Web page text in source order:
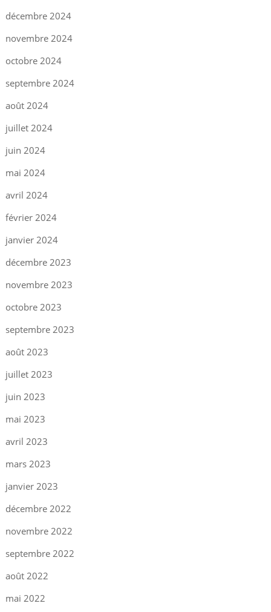
décembre 2024
novembre 2024
octobre 2024
septembre 2024
août 2024
juillet 2024
juin 2024
mai 2024
avril 2024
février 2024
janvier 2024
décembre 2023
novembre 2023
octobre 2023
septembre 2023
août 2023
juillet 2023
juin 2023
mai 2023
avril 2023
mars 2023
janvier 2023
décembre 2022
novembre 2022
septembre 2022
août 2022
mai 2022